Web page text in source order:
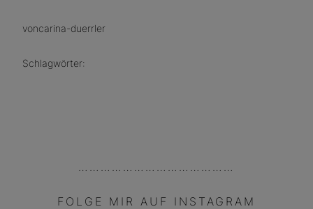
voncarina-duerrler
Schlagwörter:
FOLGE MIR AUF INSTAGRAM